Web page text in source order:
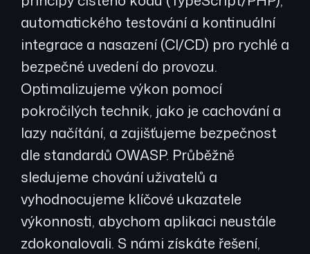
automatického testování a kontinuální
integrace a nasazení (CI/CD) pro rychlé a
bezpečné uvedení do provozu.
Optimalizujeme výkon pomocí
pokročilých technik, jako je cachování a
lazy načítání, a zajišťujeme bezpečnost
dle standardů OWASP. Průběžně
sledujeme chování uživatelů a
vyhodnocujeme klíčové ukazatele
výkonnosti, abychom aplikaci neustále
zdokonalovali. S námi získáte řešení,